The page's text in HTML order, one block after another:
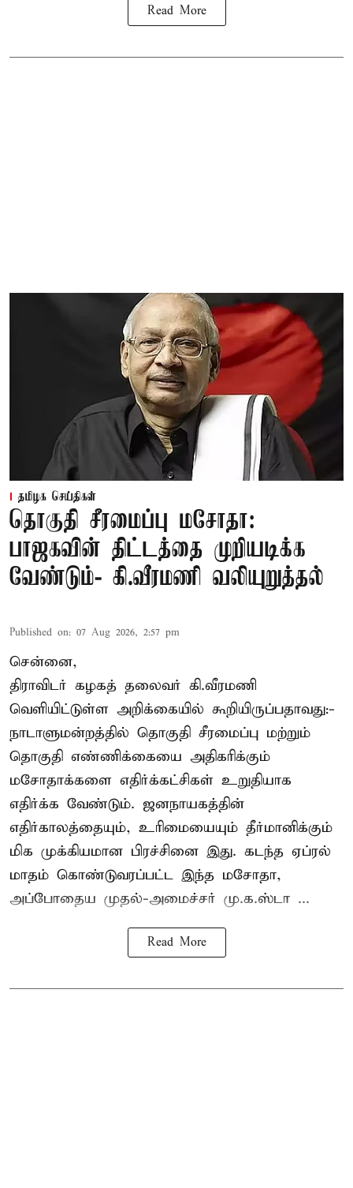
Read More
தமிழக செய்திகள்
தொகுதி சீரமைப்பு மசோதா:
பாஜகவின் திட்டத்தை முறியடிக்க
வேண்டும்- கி.வீரமணி வலியுறுத்தல்
Published on: 07 Aug 2026, 2:57 pm
சென்னை,
திராவிடர் கழகத் தலைவர் கி.வீரமணி
வெளியிட்டுள்ள அறிக்கையில் கூறியிருப்பதாவது:-
நாடாளுமன்றத்தில் தொகுதி சீரமைப்பு மற்றும்
தொகுதி எண்ணிக்கையை அதிகரிக்கும்
மசோதாக்களை எதிர்க்கட்சிகள் உறுதியாக
எதிர்க்க வேண்டும். ஜனநாயகத்தின்
எதிர்காலத்தையும், உரிமையையும் தீர்மானிக்கும்
மிக முக்கியமான பிரச்சினை இது. கடந்த ஏப்ரல்
மாதம் கொண்டுவரப்பட்ட இந்த மசோதா,
அப்போதைய முதல்-அமைச்சர் மு.க.ஸ்டா ...
Read More